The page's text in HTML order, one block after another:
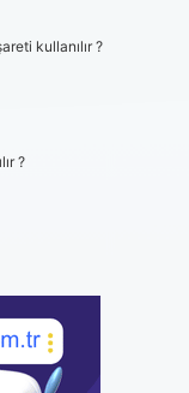
kullanılır ?
?